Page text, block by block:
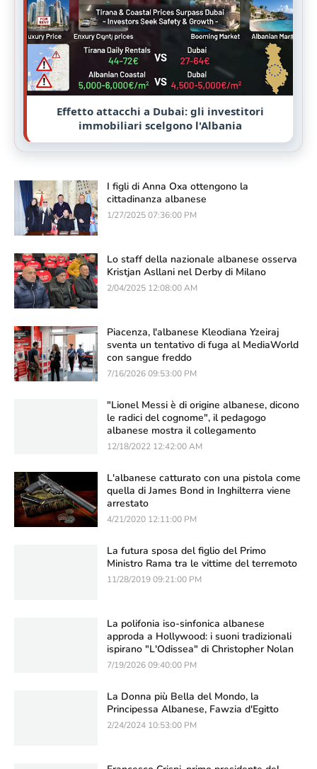
Effetto attacchi a Dubai: gli investitori
immobiliari scelgono l'Albania
I figli di Anna Oxa ottengono la
cittadinanza albanese
1/27/2025 07:36:00 PM
Lo staff della nazionale albanese osserva
Kristjan Asllani nel Derby di Milano
2/04/2025 12:08:00 AM
Piacenza, l'albanese Kleodiana Yzeiraj
sventa un tentativo di fuga al MediaWorld
con sangue freddo
7/16/2026 09:53:00 PM
"Lionel Messi è di origine albanese, dicono
le radici del cognome", il pedagogo
albanese mostra il collegamento
12/18/2022 12:42:00 AM
L'albanese catturato con una pistola come
quella di James Bond in Inghilterra viene
arrestato
4/21/2020 12:11:00 PM
La futura sposa del figlio del Primo
Ministro Rama tra le vittime del terremoto
11/28/2019 09:21:00 PM
La polifonia iso-sinfonica albanese
approda a Hollywood: i suoni tradizionali
ispirano "L'Odissea" di Christopher Nolan
7/19/2026 09:40:00 PM
La Donna più Bella del Mondo, la
Principessa Albanese, Fawzia d'Egitto
2/24/2024 10:53:00 PM